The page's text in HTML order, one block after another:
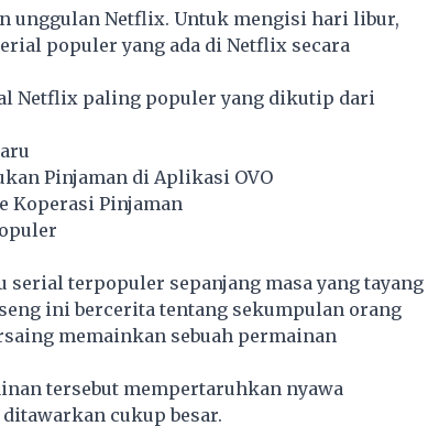
unggulan Netflix. Untuk mengisi hari libur,
populer yang ada di Netflix secara
Netflix paling populer yang dikutip dari
Pinjaman di Aplikasi OVO
Koperasi Pinjaman
serial terpopuler sepanjang masa yang tayang
ini bercerita tentang sekumpulan orang
memainkan sebuah permainan
tersebut mempertaruhkan nyawa
cukup besar.